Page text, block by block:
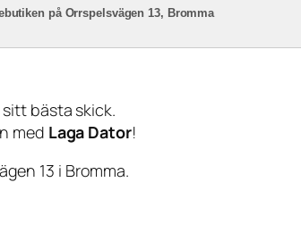
på Orrspelsvägen 13, Bromma
bästa skick.
med Laga Dator!
13 i Bromma.